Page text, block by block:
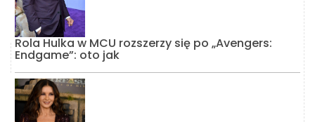
Rola Hulka w MCU rozszerzy się po „Avengers:
Endgame”: oto jak